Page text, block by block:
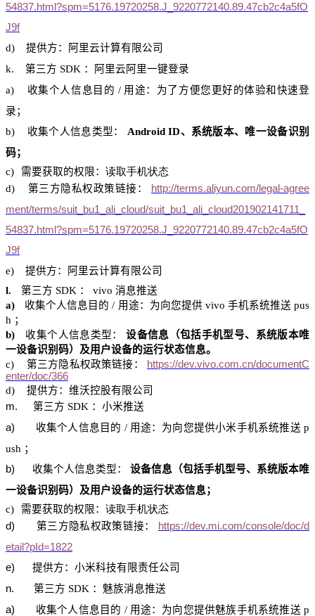
54837.html?spm=5176.19720258.J_9220772140.89.47cb2c4a5fO
J9f
d)
提供方：阿里云计算有限公司
k.
第三方 SDK ：阿里云阿里一键登录
a)
收集个人信息目的 / 用途：为了方便您更好的体验和快速登
录；
b)
收集个人信息类型： Android ID、系统版本、唯一设备识别
码；
c)
需要获取的权限： 读取手机状态
d)
第三方隐私权政策链接：
http://terms.aliyun.com/legal-agree
ment/terms/suit_bu1_ali_cloud/suit_bu1_ali_cloud201902141711_
54837.html?spm=5176.19720258.J_9220772140.89.47cb2c4a5fO
J9f
e)
提供方：阿里云计算有限公司
l.
第三方 SDK ： vivo 消息推送
a)
收集个人信息目的 / 用途：为向您提供 vivo 手机系统推送 pus
h ；
b)
收集个人信息类型：
设备信息（包括手机型号、系统版本唯
一设备识别码）及用户设备的运行状态信息。
c)
第三方隐私权政策链接：
https://dev.vivo.com.cn/documentC
enter/doc/366
d)
提供方： 维沃控股有限公司
m.
第三方 SDK ：小米推送
a)
收集个人信息目的 / 用途：为向您提供小米手机系统推送 p
ush ；
b)
收集个人信息类型：
设备信息（包括手机型号、系统版本唯
一设备识别码）及用户设备的运行状态信息；
c)
需要获取的权限： 读取手机状态
d)
第三方隐私权政策链接：
https://dev.mi.com/console/doc/d
etail?pId=1822
e)
提供方：小米科技有限责任公司
n.
第三方 SDK ： 魅族消息推送
a)
收集个人信息目的 / 用途：为向您提供魅族手机系统推送 p